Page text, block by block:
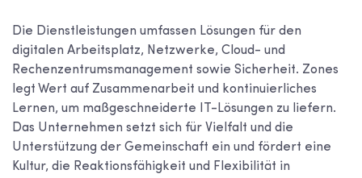
Die Dienstleistungen umfassen Lösungen für den
digitalen Arbeitsplatz, Netzwerke, Cloud- und
Rechenzentrumsmanagement sowie Sicherheit. Zones
legt Wert auf Zusammenarbeit und kontinuierliches
Lernen, um maßgeschneiderte IT-Lösungen zu liefern.
Das Unternehmen setzt sich für Vielfalt und die
Unterstützung der Gemeinschaft ein und fördert eine
Kultur, die Reaktionsfähigkeit und Flexibilität in